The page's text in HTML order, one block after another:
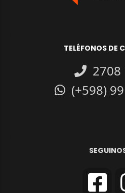
TELÉFONOS DE
2708
(+598)